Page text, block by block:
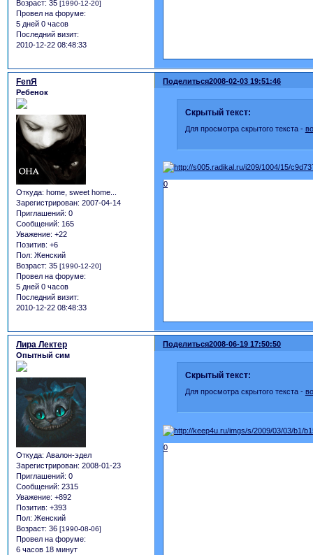
Возраст: 35 [1990-12-20]
Провел на форуме:
5 дней 0 часов
Последний визит:
2010-12-22 08:48:33
Поделиться2008-02-03 19:51:46
FеnЯ
Ребенок
Откуда: home, sweet home...
Зарегистрирован: 2007-04-14
Приглашений: 0
Сообщений: 165
Уважение: +22
Позитив: +6
Пол: Женский
Возраст: 35 [1990-12-20]
Провел на форуме:
5 дней 0 часов
Последний визит:
2010-12-22 08:48:33
Скрытый текст:
Для просмотра скрытого текста -
0
Поделиться2008-06-19 17:50:50
Лира Лектер
Опытный сим
Откуда: Авалон-эдел
Зарегистрирован: 2008-01-23
Приглашений: 0
Сообщений: 2315
Уважение: +892
Позитив: +393
Пол: Женский
Возраст: 36 [1990-08-06]
Провел на форуме:
6 часов 18 минут
Скрытый текст:
Для просмотра скрытого текста -
0